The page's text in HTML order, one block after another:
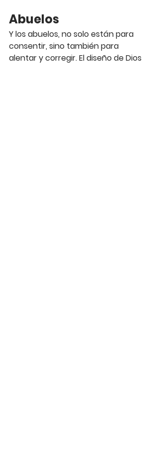
Abuelos
Y los abuelos, no solo están para
consentir, sino también para
alentar y corregir. El diseño de Dios